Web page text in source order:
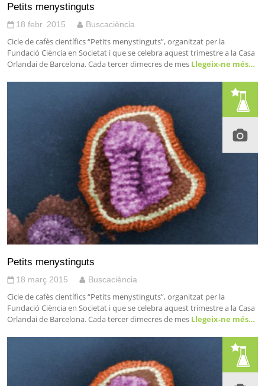
Petits menystinguts
18 febr. 2015 Buscaciència
Cicle de cafès científics “Petits menystinguts”, organitzat per la
Fundació Ciència en Societat i que se celebra aquest trimestre a la Casa
Orlandai de Barcelona. Cada tercer dimecres de mes Llegeix-ne més…
Petits menystinguts
18 març 2015 Buscaciència
Cicle de cafès científics “Petits menystinguts”, organitzat per la
Fundació Ciència en Societat i que se celebra aquest trimestre a la Casa
Orlandai de Barcelona. Cada tercer dimecres de mes Llegeix-ne més…